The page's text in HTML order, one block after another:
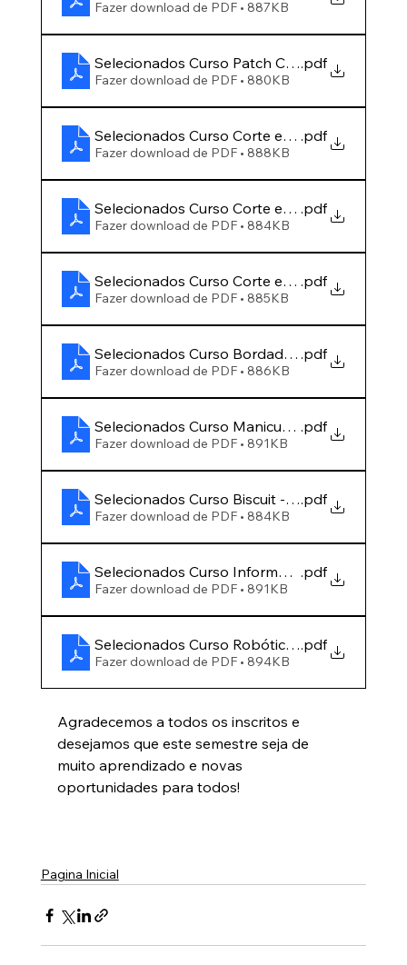
Fazer download de PDF • 887KB
Selecionados Curso Patch Colagem - EDITAL
.pdf
Fazer download de PDF • 880KB
Selecionados Curso Corte e Costura 14h00
.pdf
Fazer download de PDF • 888KB
Selecionados Curso Corte e Costura 16h00
.pdf
Fazer download de PDF • 884KB
Selecionados Curso Corte e Costura 19h00
.pdf
Fazer download de PDF • 885KB
Selecionados Curso Bordado e Bordado
.pdf
Fazer download de PDF • 886KB
Selecionados Curso Manicure - EDITAL 21-
.pdf
Fazer download de PDF • 891KB
Selecionados Curso Biscuit - EDITAL 22-2026
.pdf
Fazer download de PDF • 884KB
Selecionados Curso Informática - EDITAL 23-
.pdf
Fazer download de PDF • 891KB
Selecionados Curso Robótica - EDITAL 24-
.pdf
Fazer download de PDF • 894KB
Agradecemos a todos os inscritos e
desejamos que este semestre seja de
muito aprendizado e novas
oportunidades para todos!
Pagina Inicial